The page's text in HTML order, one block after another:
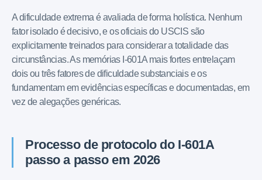
A dificuldade extrema é avaliada de forma holística. Nenhum
fator isolado é decisivo, e os oficiais do USCIS são
explicitamente treinados para considerar a totalidade das
circunstâncias. As memórias I-601A mais fortes entrelaçam
dois ou três fatores de dificuldade substanciais e os
fundamentam em evidências específicas e documentadas, em
vez de alegações genéricas.
Processo de protocolo do I-601A
passo a passo em 2026